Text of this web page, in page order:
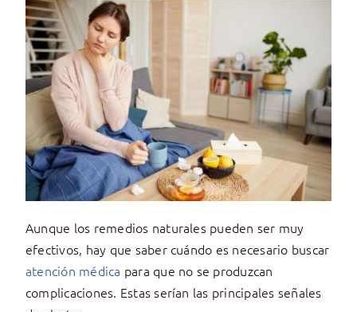
Aunque los remedios naturales pueden ser muy
efectivos, hay que saber cuándo es necesario buscar
atención médica para que no se produzcan
complicaciones. Estas serían las principales señales